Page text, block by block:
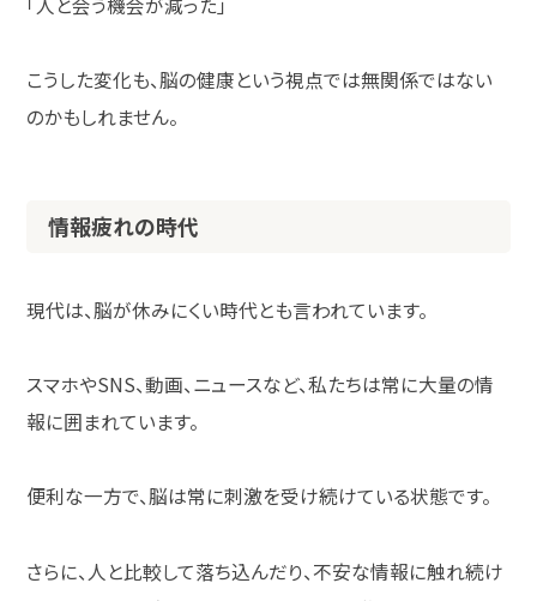
こうした変化も、脳の健康という視点では無関係ではない
のかもしれません。
情報疲れの時代
現代は、脳が休みにくい時代とも言われています。
スマホやSNS、動画、ニュースなど、私たちは常に大量の情
報に囲まれています。
便利な一方で、脳は常に刺激を受け続けている状態です。
さらに、人と比較して落ち込んだり、不安な情報に触れ続け